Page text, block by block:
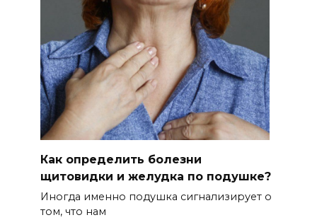
Как определить болезни
щитовидки и желудка по подушке?
Иногда именно подушка сигнализирует о
том, что нам